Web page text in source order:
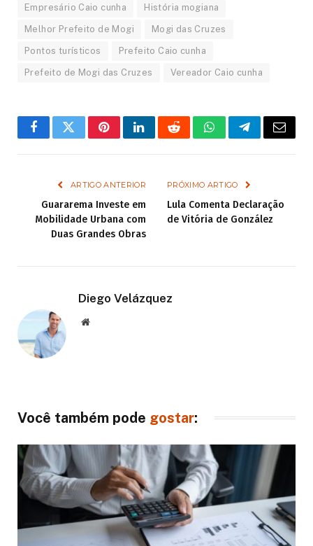
Empresário Caio cunha História mogiana
Melhor Prefeito de Mogi Mogi das Cruzes
Pontos turísticos Prefeito Caio cunha
Prefeito de Mogi das Cruzes Vereador Caio cunha
FacebookTwitterPinterestLinkedInRedditWhatsAppTelegramEmail
ARTIGO ANTERIOR
Guararema Investe em
Mobilidade Urbana com
Duas Grandes Obras
PRÓXIMO ARTIGO
Lula Comenta Declaração
de Vitória de González
Diego Velázquez
Website
Você também pode gostar: